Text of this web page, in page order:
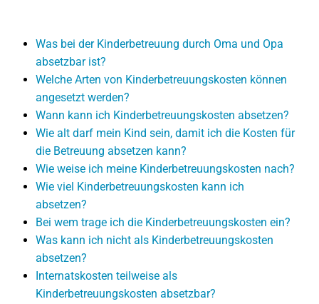
Was bei der Kinderbetreuung durch Oma und Opa
absetzbar ist?
Welche Arten von Kinderbetreuungskosten können
angesetzt werden?
Wann kann ich Kinderbetreuungskosten absetzen?
Wie alt darf mein Kind sein, damit ich die Kosten für
die Betreuung absetzen kann?
Wie weise ich meine Kinderbetreuungskosten nach?
Wie viel Kinderbetreuungskosten kann ich
absetzen?
Bei wem trage ich die Kinderbetreuungskosten ein?
Was kann ich nicht als Kinderbetreuungskosten
absetzen?
Internatskosten teilweise als
Kinderbetreuungskosten absetzbar?